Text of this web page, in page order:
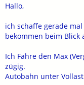
Hallo,
ich schaffe gerade
bekommen beim Blick
Ich Fahre den Max
zügig.
Autobahn unter